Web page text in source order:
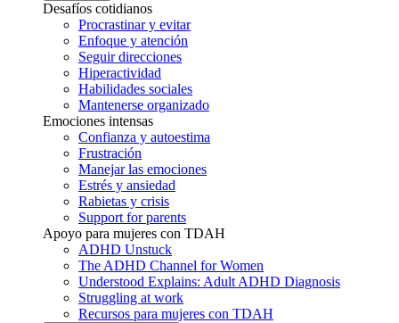
Desafíos cotidianos
Procrastinar y evitar
Enfoque y atención
Seguir direcciones
Hiperactividad
Habilidades sociales
Mantenerse organizado
Emociones intensas
Confianza y autoestima
Frustración
Manejar las emociones
Estrés y ansiedad
Rabietas y crisis
Support for parents
Apoyo para mujeres con TDAH
ADHD Unstuck
The ADHD Channel for Women
Understood Explains: Adult ADHD Diagnosis
Struggling at work
Recursos para mujeres con TDAH